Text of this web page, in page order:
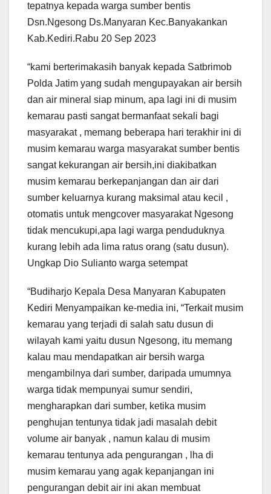
tepatnya kepada warga sumber bentis
Dsn.Ngesong Ds.Manyaran Kec.Banyakankan
Kab.Kediri.Rabu 20 Sep 2023
“kami berterimakasih banyak kepada Satbrimob
Polda Jatim yang sudah mengupayakan air bersih
dan air mineral siap minum, apa lagi ini di musim
kemarau pasti sangat bermanfaat sekali bagi
masyarakat , memang beberapa hari terakhir ini di
musim kemarau warga masyarakat sumber bentis
sangat kekurangan air bersih,ini diakibatkan
musim kemarau berkepanjangan dan air dari
sumber keluarnya kurang maksimal atau kecil ,
otomatis untuk mengcover masyarakat Ngesong
tidak mencukupi,apa lagi warga penduduknya
kurang lebih ada lima ratus orang (satu dusun).
Ungkap Dio Sulianto warga setempat
“Budiharjo Kepala Desa Manyaran Kabupaten
Kediri Menyampaikan ke-media ini, “Terkait musim
kemarau yang terjadi di salah satu dusun di
wilayah kami yaitu dusun Ngesong, itu memang
kalau mau mendapatkan air bersih warga
mengambilnya dari sumber, daripada umumnya
warga tidak mempunyai sumur sendiri,
mengharapkan dari sumber, ketika musim
penghujan tentunya tidak jadi masalah debit
volume air banyak , namun kalau di musim
kemarau tentunya ada pengurangan , lha di
musim kemarau yang agak kepanjangan ini
pengurangan debit air ini akan membuat